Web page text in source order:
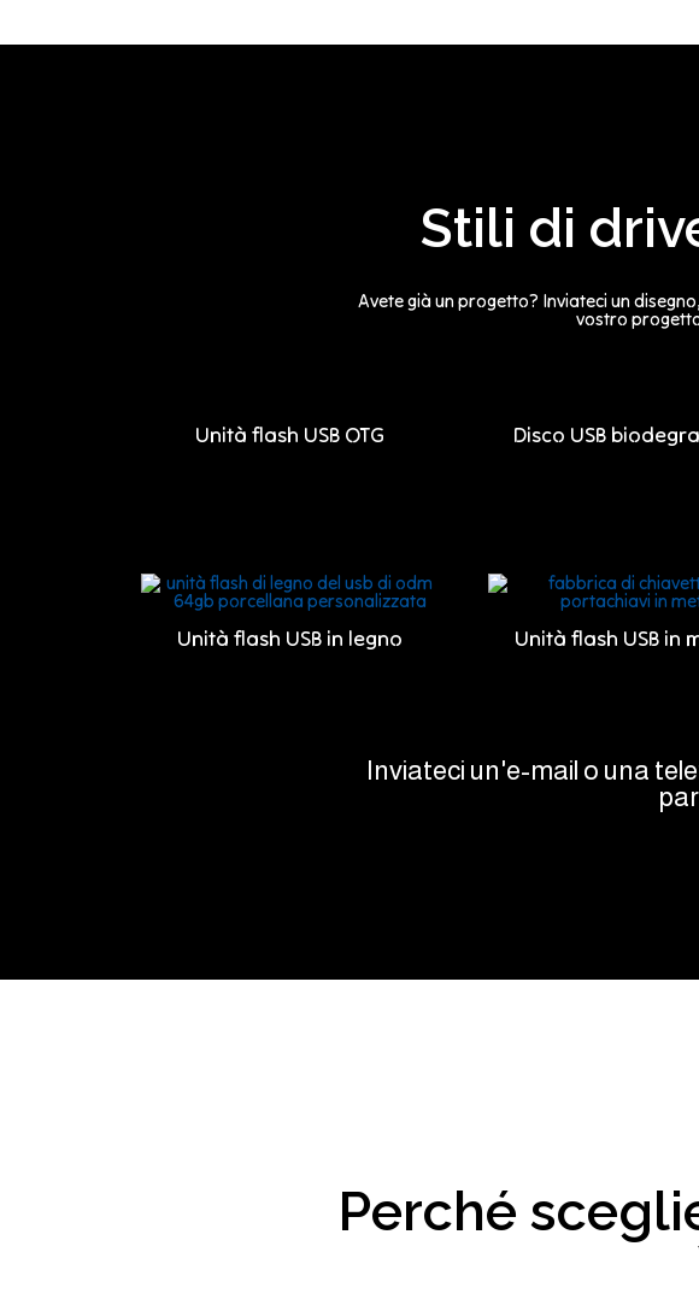
Stili di
Avete già un progetto? Inviateci un
vostro
Unità flash USB OTG Disco USB
Unità flash USB in legno Unità flash USB in
Inviateci un'e-mail o una
Perché